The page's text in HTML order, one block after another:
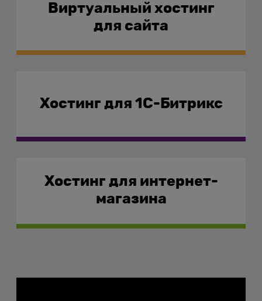
Узнайте, какая используется
должна быть простой и
Не используйте полностью
Виртуальный хостинг
для сайта
Хостинг для 1C-Битрикс
Хостинг для интернет-
магазина